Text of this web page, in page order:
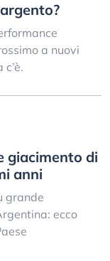
a nuovi
giacimento di
anni
grande
ecco